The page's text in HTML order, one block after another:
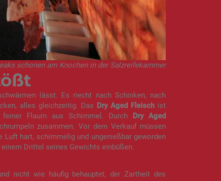
schonen am Knochen in der Salzreifekammer
lässt. Es riecht nach Schinken, nach
alles gleichzeitig. Das Dry Aged Fleisch ist
Flaum aus Schimmel. Durch Dry Aged
zusammen. Vor dem Verkauf müssen
hart, schimmelig und ungenießbar geworden
Drittel seines Gewichts einbüßen.
nicht wie häufig behauptet, der Zartheit des